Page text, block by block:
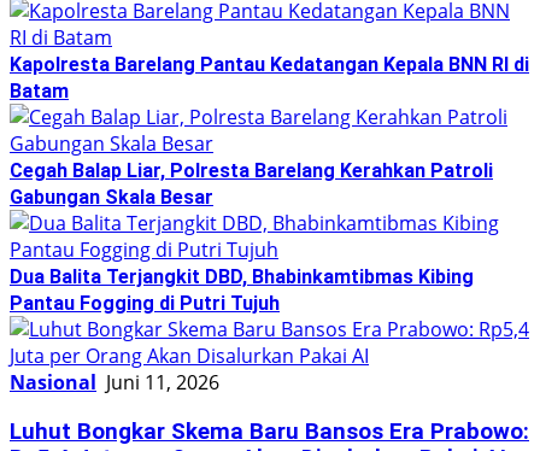
Kapolresta Barelang Pantau Kedatangan Kepala BNN RI di
Batam
Cegah Balap Liar, Polresta Barelang Kerahkan Patroli
Gabungan Skala Besar
Dua Balita Terjangkit DBD, Bhabinkamtibmas Kibing
Pantau Fogging di Putri Tujuh
Nasional Juni 11, 2026
Luhut Bongkar Skema Baru Bansos Era Prabowo: